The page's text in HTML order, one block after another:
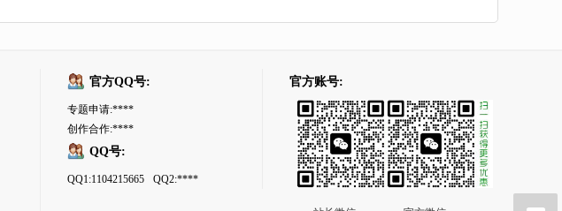
官方QQ号:
专题申请:****
创作合作:****
QQ号:
QQ1:1104215665 QQ2:****
官方账号: